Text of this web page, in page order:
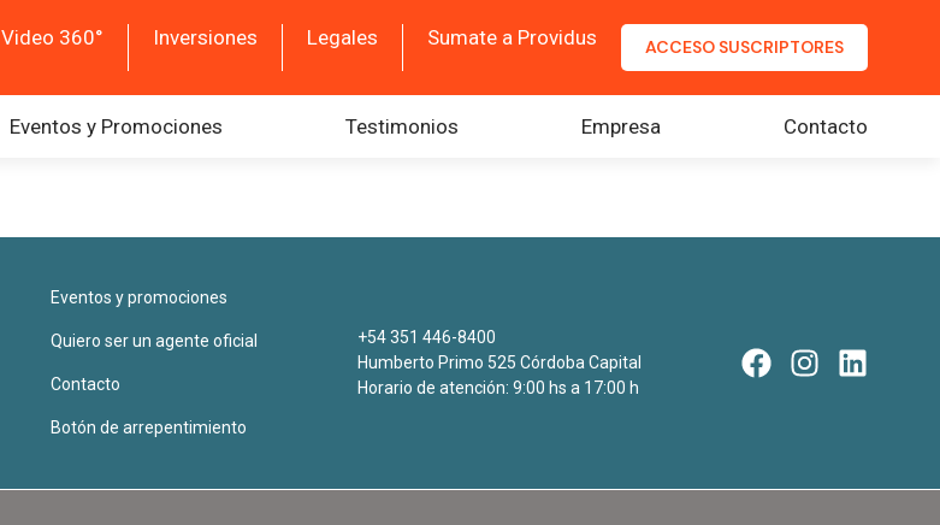
Video 360° Inversiones Legales Sumate a Providus ACCESO SUSCRIPTORES
Eventos y Promociones Testimonios Empresa Contacto
Eventos y promociones
Quiero ser un agente oficial
Contacto
Botón de arrepentimiento
+54 351 446-8400
Humberto Primo 525 Córdoba Capital
Horario de atención: 9:00 hs a 17:00 h